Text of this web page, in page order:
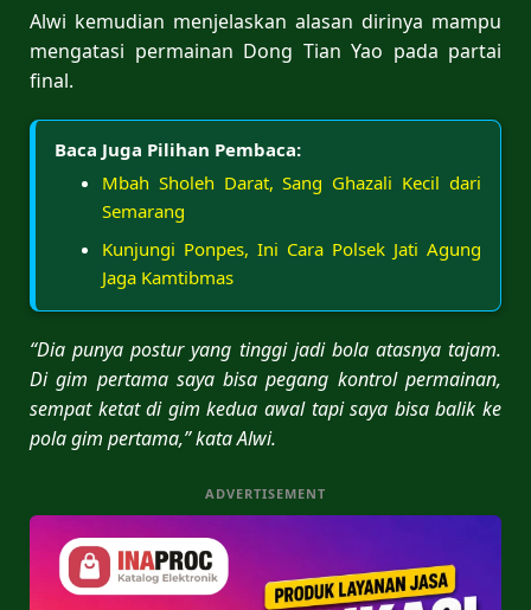
Alwi kemudian menjelaskan alasan dirinya mampu
mengatasi permainan Dong Tian Yao pada partai
final.
Baca Juga Pilihan Pembaca:
Mbah Sholeh Darat, Sang Ghazali Kecil dari
Semarang
Kunjungi Ponpes, Ini Cara Polsek Jati Agung
Jaga Kamtibmas
“Dia punya postur yang tinggi jadi bola atasnya tajam.
Di gim pertama saya bisa pegang kontrol permainan,
sempat ketat di gim kedua awal tapi saya bisa balik ke
pola gim pertama,” kata Alwi.
ADVERTISEMENT